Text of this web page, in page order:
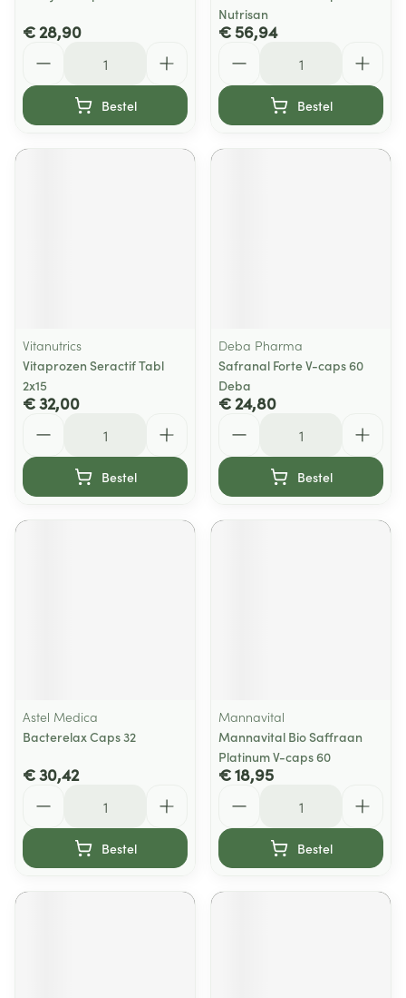
€ 28,90
Bestel
Nutrisan
€ 56,94
Bestel
Vitanutrics
Vitaprozen Seractif Tabl
2x15
€ 32,00
Bestel
Deba Pharma
Safranal Forte V-caps 60
Deba
€ 24,80
Bestel
Astel Medica
Bacterelax Caps 32
€ 30,42
Bestel
Mannavital
Mannavital Bio Saffraan
Platinum V-caps 60
€ 18,95
Bestel